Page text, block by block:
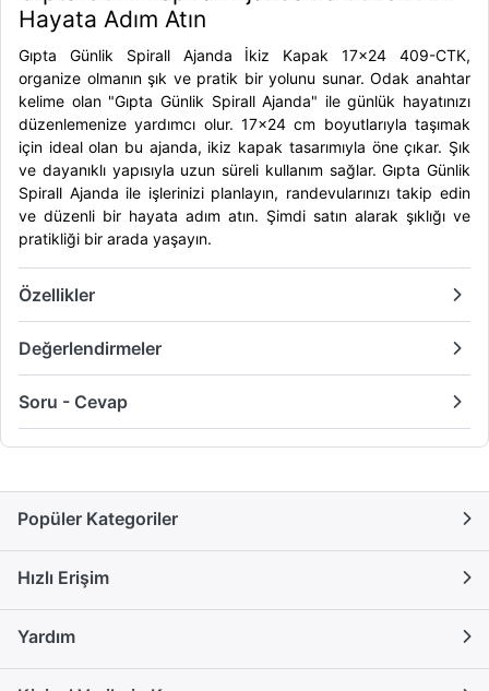
Hayata Adım Atın
Gıpta Günlik Spirall Ajanda İkiz Kapak 17x24 409-CTK,
organize olmanın şık ve pratik bir yolunu sunar. Odak anahtar
kelime olan "Gıpta Günlik Spirall Ajanda" ile günlük hayatınızı
düzenlemenize yardımcı olur. 17x24 cm boyutlarıyla taşımak
için ideal olan bu ajanda, ikiz kapak tasarımıyla öne çıkar. Şık
ve dayanıklı yapısıyla uzun süreli kullanım sağlar. Gıpta Günlik
Spirall Ajanda ile işlerinizi planlayın, randevularınızı takip edin
ve düzenli bir hayata adım atın. Şimdi satın alarak şıklığı ve
pratikliği bir arada yaşayın.
Özellikler
Değerlendirmeler
Soru - Cevap
Popüler Kategoriler
Hızlı Erişim
Yardım